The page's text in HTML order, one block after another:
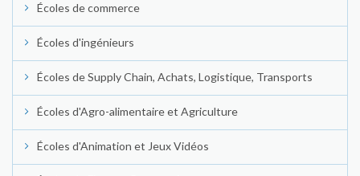
Écoles de commerce
Écoles d'ingénieurs
Écoles de Supply Chain, Achats, Logistique, Transports
Écoles d'Agro-alimentaire et Agriculture
Écoles d'Animation et Jeux Vidéos